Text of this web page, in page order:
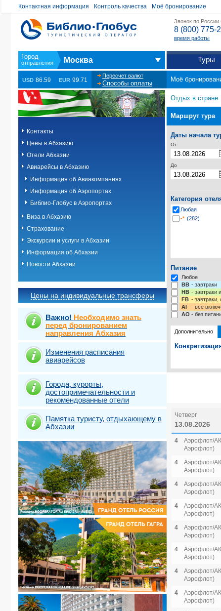
Контактная информация Контроль качества Моё бронирование
Звонок по России
8 (800) 775-
время работы
Москва Туры
USD 86.59 EUR 99.71
Пересчет валют
Способы оплаты
Моё
Контакты
Цены в Абхазию
Отели Абхазии
Авиарейсы в Абхазию
Информация об Авиакомпаниях
Информация об Аэропортах
Библио-Глобус в Аэропортах
Виза в Абхазию
Страхование
Экскурсии и услуги в Абхазии
Информация об Абхазии
Новости Абхазии
Цены на индивидуальные трансферы
Важно! Необходимо знать
перед бронированием
направления Абхазия
Изменения расписания
авиарейсов
Города, курорты,
достопримечательности и
рекомендованные отели
Памятка туристу, отдыхающему в
Абхазии
Отдых в стране
Маршрут тура
Даты начала
От
До
Категория
Любая
-* (282)
Питание
Любое
BB - завтраки
HB - завтраки
FB -
AI
- все
AO - без
Дополнительно
Четверг
13.08.2026
4
Аэрофлот/
Аэрофлот)
4
Аэрофлот/
Аэрофлот)
4
Аэрофлот/
Аэрофлот)
4
Аэрофлот/
Аэрофлот)
4
Аэрофлот/
Аэрофлот)
4
Аэрофлот/
Аэрофлот)
4
Аэрофлот/
Аэрофлот)
4
Аэрофлот/
Аэрофлот)